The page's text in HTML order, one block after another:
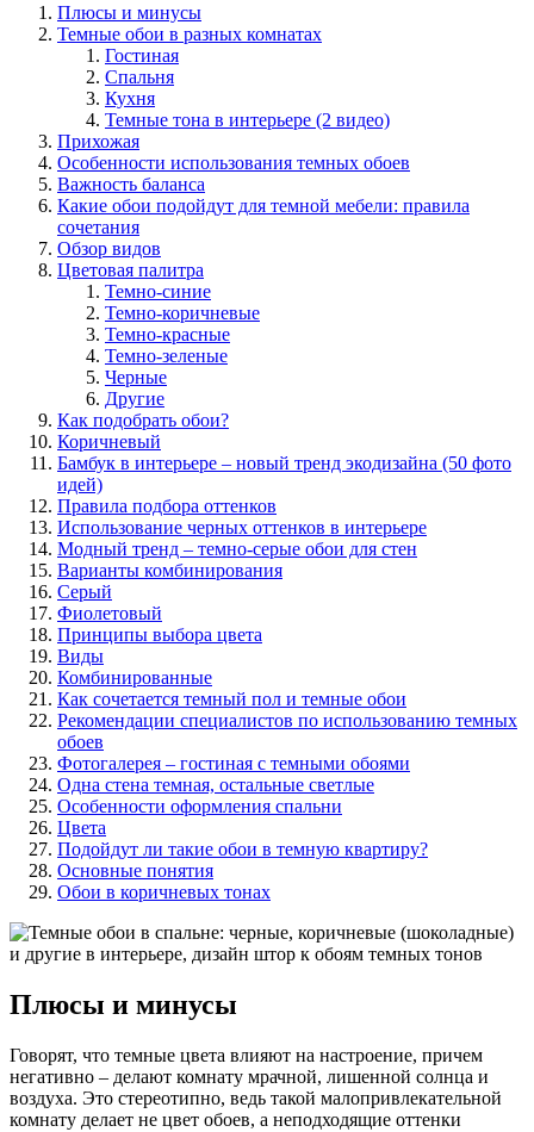
Плюсы и минусы
Темные обои в разных комнатах
Гостиная
Спальня
Кухня
Темные тона в интерьере (2 видео)
Прихожая
Особенности использования темных обоев
Важность баланса
Какие обои подойдут для темной мебели: правила
сочетания
Обзор видов
Цветовая палитра
Темно-синие
Темно-коричневые
Темно-красные
Темно-зеленые
Черные
Другие
Как подобрать обои?
Коричневый
Бамбук в интерьере – новый тренд экодизайна (50 фото
идей)
Правила подбора оттенков
Использование черных оттенков в интерьере
Модный тренд – темно-серые обои для стен
Варианты комбинирования
Серый
Фиолетовый
Принципы выбора цвета
Виды
Комбинированные
Как сочетается темный пол и темные обои
Рекомендации специалистов по использованию темных
обоев
Фотогалерея – гостиная с темными обоями
Одна стена темная, остальные светлые
Особенности оформления спальни
Цвета
Подойдут ли такие обои в темную квартиру?
Основные понятия
Обои в коричневых тонах
Плюсы и минусы
Говорят, что темные цвета влияют на настроение, причем
негативно – делают комнату мрачной, лишенной солнца и
воздуха. Это стереотипно, ведь такой малопривлекательной
комнату делает не цвет обоев, а неподходящие оттенки